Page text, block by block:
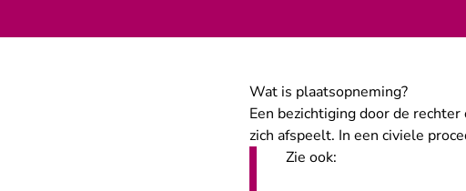
Wat is plaatsopneming?
Een bezichtiging door de
zich afspeelt. In een civiele
Zie ook: